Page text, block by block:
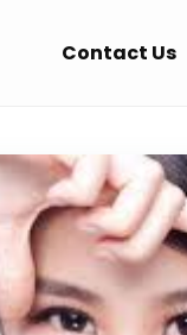
Contact Us